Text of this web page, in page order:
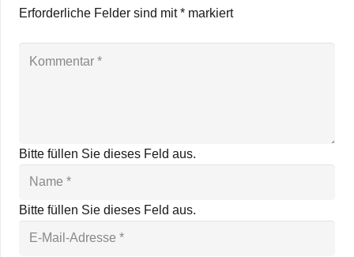
Erforderliche Felder sind mit* markiert
Bitte füllen Sie dieses Feld aus.
Bitte füllen Sie dieses Feld aus.